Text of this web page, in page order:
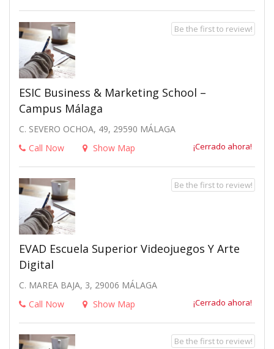
ESIC Business & Marketing School –
Campus Málaga
C. SEVERO OCHOA, 49, 29590 MÁLAGA
Call Now
Show Map ¡Cerrado ahora!
Be the first to review!
EVAD Escuela Superior Videojuegos Y Arte
Digital
C. MAREA BAJA, 3, 29006 MÁLAGA
Call Now
Show Map ¡Cerrado ahora!
Be the first to review!
Be the first to review!